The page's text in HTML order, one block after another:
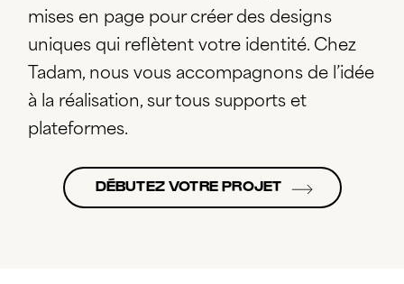
mises en page pour créer des designs
uniques qui reflètent votre identité. Chez
Tadam, nous vous accompagnons de l’idée
à la réalisation, sur tous supports et
plateformes.
DÉBUTEZ VOTRE PROJET